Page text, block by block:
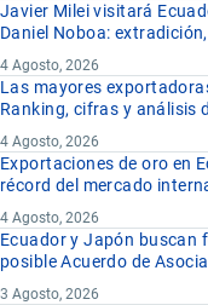
Javier Milei visitará
Daniel Noboa:
4 Agosto, 2026
Las mayores
Ranking, cifras y análisis
4 Agosto, 2026
Exportaciones de oro en
récord del mercado
4 Agosto, 2026
Ecuador y Japón buscan
posible Acuerdo de
3 Agosto, 2026